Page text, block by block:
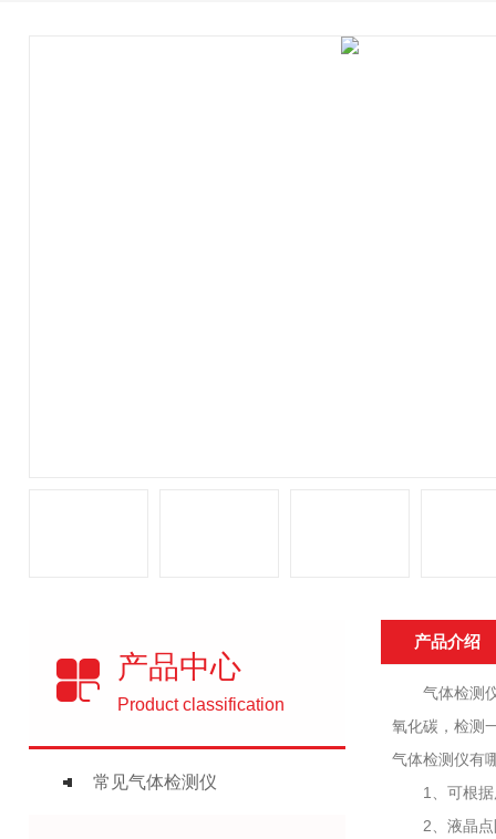
产品中心
Product classification
常见气体检测仪
产品介绍
气体检测仪
氧化碳，检测
气体检测仪有
1、可根据用
2、液晶点